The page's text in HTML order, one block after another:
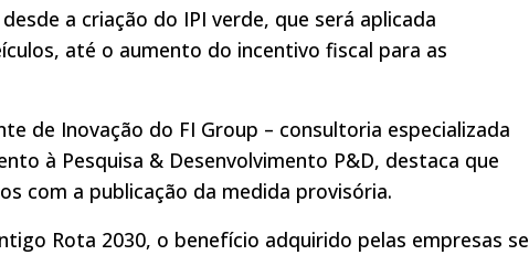
a criação do IPI verde, que será aplicada
até o aumento do incentivo fiscal para as
de Inovação do FI Group – consultoria especializada
à Pesquisa & Desenvolvimento P&D, destaca que
com a publicação da medida provisória.
Rota 2030, o benefício adquirido pelas empresas se